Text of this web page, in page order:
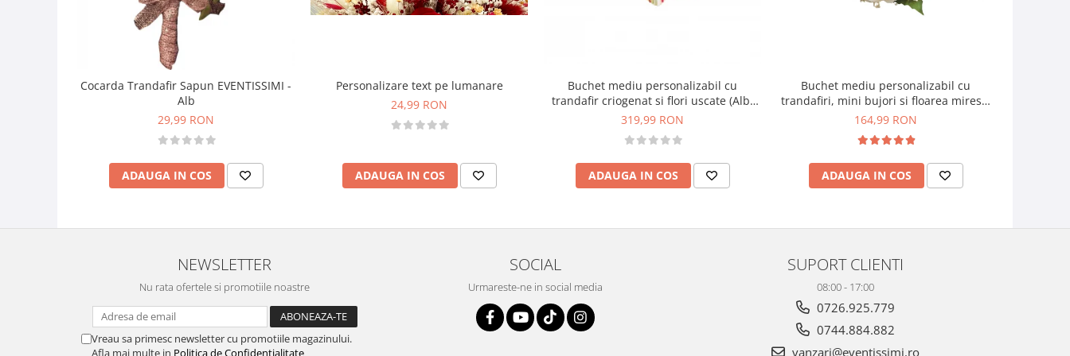
Cocarda Trandafir Sapun EVENTISSIMI -
Alb
29,99 RON
ADAUGA IN COS
Personalizare text pe lumanare
24,99 RON
ADAUGA IN COS
Buchet mediu personalizabil cu
trandafir criogenat si flori uscate (Alb,
Rosu)
319,99 RON
ADAUGA IN COS
Buchet mediu personalizabil cu
trandafiri, mini bujori si floarea miresei
(Alb, Roz)
164,99 RON
ADAUGA IN COS
NEWSLETTER
Nu rata ofertele si promotiile noastre
Vreau sa primesc newsletter cu promotiile magazinului.
Afla mai multe in Politica de Confidentialitate
SOCIAL
Urmareste-ne in social media
SUPORT CLIENTI
08:00 - 17:00
0726.925.779
0744.884.882
vanzari@eventissimi.ro